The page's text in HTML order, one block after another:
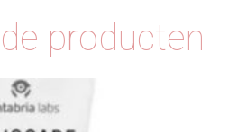
producten